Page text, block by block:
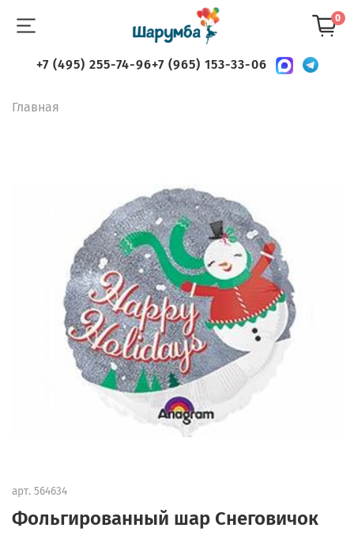
0
+7 (495) 255-74-96+7 (965) 153-33-06
Главная
арт. 564634
Фольгированный шар Снеговичок